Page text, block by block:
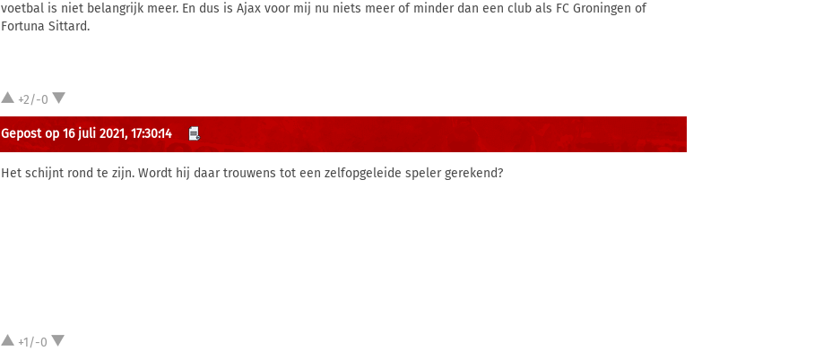
voetbal is niet belangrijk meer. En dus is Ajax voor mij nu niets meer of minder dan een club als FC Groningen of
Fortuna Sittard.
+2/-0
Gepost op 16 juli 2021, 17:30:14
Het schijnt rond te zijn. Wordt hij daar trouwens tot een zelfopgeleide speler gerekend?
+1/-0